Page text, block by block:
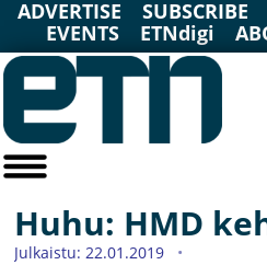
ADVERTISE SUBSCRIBE
EVENTS
ETNdigi
Huhu: HMD
Julkaistu: 22.01.2019